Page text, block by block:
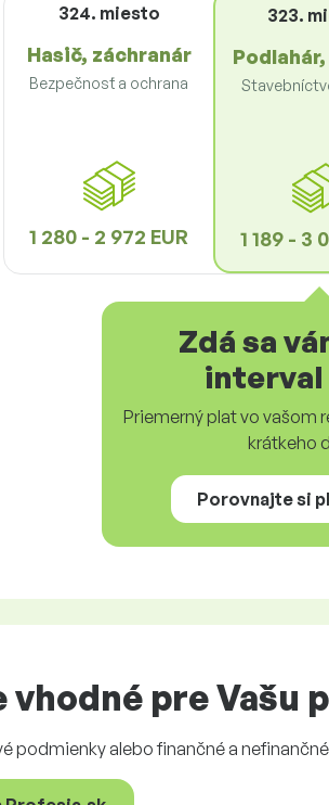
324. miesto
Hasič, záchranár
Bezpečnosť a ochrana
1 280 - 2 972 EUR
323.
1 189 - 3
Zdá sa
Priemerný plat vo vašom
krátkeho
Porovnajte si
vhodné pre Vašu
podmienky alebo finančné a